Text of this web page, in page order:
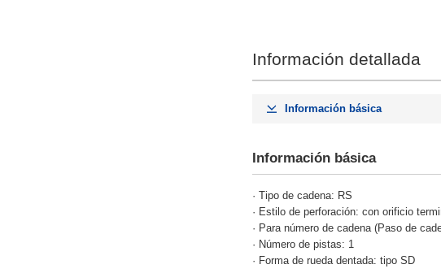
Información detallada
Información básica
Información básica
· Tipo de cadena: RS
· Estilo de perforación: con orificio
· Para número de cadena (Paso de
· Número de pistas: 1
· Forma de rueda dentada: tipo SD